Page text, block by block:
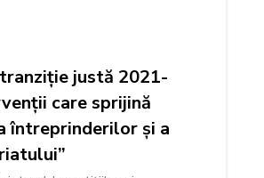
justă 2021-
care sprijină
întreprinderilor și a